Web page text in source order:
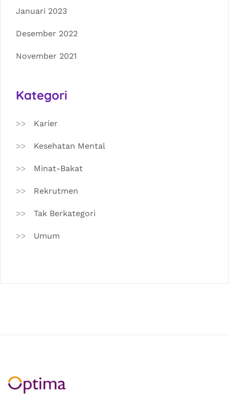
Januari 2023
Desember 2022
November 2021
Kategori
Karier
Kesehatan Mental
Minat-Bakat
Rekrutmen
Tak Berkategori
Umum